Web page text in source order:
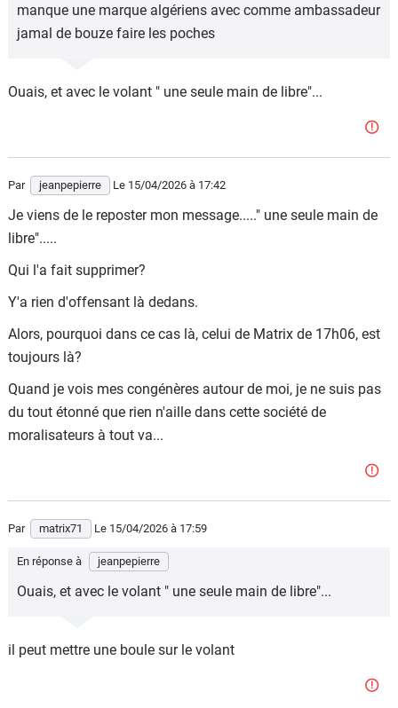
manque une marque algériens avec comme ambassadeur
jamal de bouze faire les poches
Ouais, et avec le volant " une seule main de libre"...
Par jeanpepierre Le 15/04/2026 à 17:42
Je viens de le reposter mon message....." une seule main de
libre".....
Qui l'a fait supprimer?
Y'a rien d'offensant là dedans.
Alors, pourquoi dans ce cas là, celui de Matrix de 17h06, est
toujours là?
Quand je vois mes congénères autour de moi, je ne suis pas
du tout étonné que rien n'aille dans cette société de
moralisateurs à tout va...
Par matrix71 Le 15/04/2026 à 17:59
En réponse à jeanpepierre
Ouais, et avec le volant " une seule main de libre"...
il peut mettre une boule sur le volant